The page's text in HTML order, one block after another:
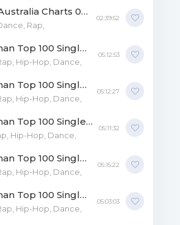
Simons - After The
(6.91 Mb)
Capaldi - Before You
Mb)
Top Australia Charts 04.12.2019 MP3
Rap,
02:39:52
German Top 100 Single Charts [03.01] MP3
Hip-Hop, Dance,
05:12:53
German Top 100 Single Charts 17.01.2020 MP3
Hip-Hop, Dance,
05:12:27
German Top 100 Single Charts 07.02.2020 MP3
Hip-Hop, Dance,
05:11:32
German Top 100 Single Charts 24.01.2020 MP3
Hip-Hop, Dance,
05:15:22
German Top 100 Single Charts 01.11.2019 MP3
Hip-Hop, Dance,
05:03:03